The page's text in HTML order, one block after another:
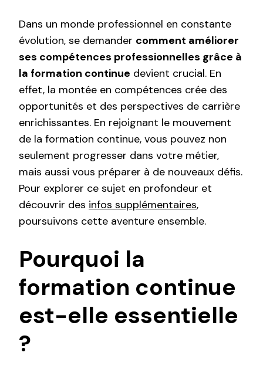
Dans un monde professionnel en constante
évolution, se demander comment améliorer
ses compétences professionnelles grâce à
la formation continue devient crucial. En
effet, la montée en compétences crée des
opportunités et des perspectives de carrière
enrichissantes. En rejoignant le mouvement
de la formation continue, vous pouvez non
seulement progresser dans votre métier,
mais aussi vous préparer à de nouveaux défis.
Pour explorer ce sujet en profondeur et
découvrir des infos supplémentaires,
poursuivons cette aventure ensemble.
Pourquoi la
formation continue
est-elle essentielle
?